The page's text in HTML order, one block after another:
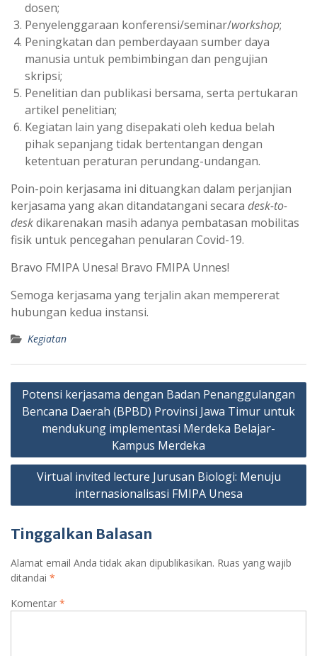
dosen;
Penyelenggaraan konferensi/seminar/workshop;
Peningkatan dan pemberdayaan sumber daya
manusia untuk pembimbingan dan pengujian
skripsi;
Penelitian dan publikasi bersama, serta pertukaran
artikel penelitian;
Kegiatan lain yang disepakati oleh kedua belah
pihak sepanjang tidak bertentangan dengan
ketentuan peraturan perundang-undangan.
Poin-poin kerjasama ini dituangkan dalam perjanjian
kerjasama yang akan ditandatangani secara desk-to-
deskdikarenakan masih adanya pembatasan mobilitas
fisik untuk pencegahan penularan Covid-19.
Bravo FMIPA Unesa! Bravo FMIPA Unnes!
Semoga kerjasama yang terjalin akan mempererat
hubungan kedua instansi.
Kegiatan
Navigasi
pos
Potensi kerjasama dengan Badan Penanggulangan
Bencana Daerah (BPBD) Provinsi Jawa Timur untuk
mendukung implementasi Merdeka Belajar-
Kampus Merdeka
Virtual invited lecture Jurusan Biologi: Menuju
internasionalisasi FMIPA Unesa
Tinggalkan Balasan
Alamat email Anda tidak akan dipublikasikan. Ruas yang wajib
ditandai *
Komentar *